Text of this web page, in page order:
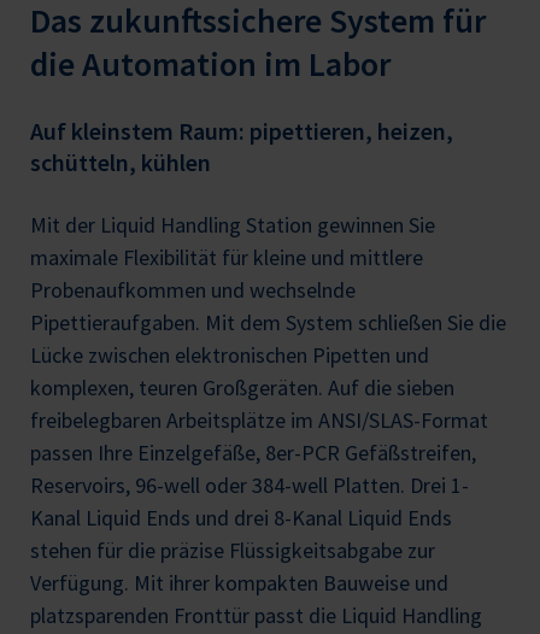
Das zukunftssichere System für
die Automation im Labor
Auf kleinstem Raum: pipettieren, heizen,
schütteln, kühlen
Mit der Liquid Handling Station gewinnen Sie
maximale Flexibilität für kleine und mittlere
Probenaufkommen und wechselnde
Pipettieraufgaben. Mit dem System schließen Sie die
Lücke zwischen elektronischen Pipetten und
komplexen, teuren Großgeräten. Auf die sieben
freibelegbaren Arbeitsplätze im ANSI/SLAS-Format
passen Ihre Einzelgefäße, 8er-PCR Gefäßstreifen,
Reservoirs, 96-well oder 384-well Platten. Drei 1-
Kanal Liquid Ends und drei 8-Kanal Liquid Ends
stehen für die präzise Flüssigkeitsabgabe zur
Verfügung. Mit ihrer kompakten Bauweise und
platzsparenden Fronttür passt die Liquid Handling